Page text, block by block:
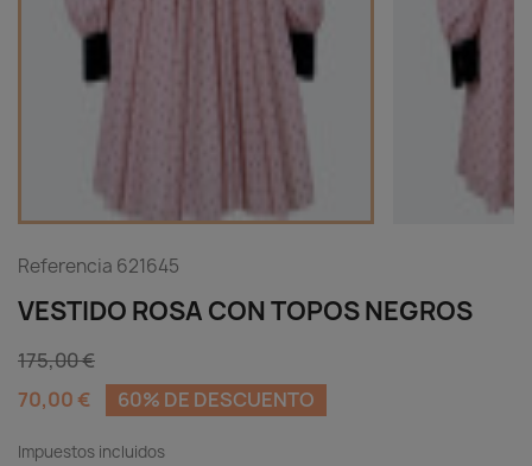
Referencia 621645
VESTIDO ROSA CON TOPOS NEGROS
175,00 €
70,00 €
60% DE DESCUENTO
Impuestos incluidos